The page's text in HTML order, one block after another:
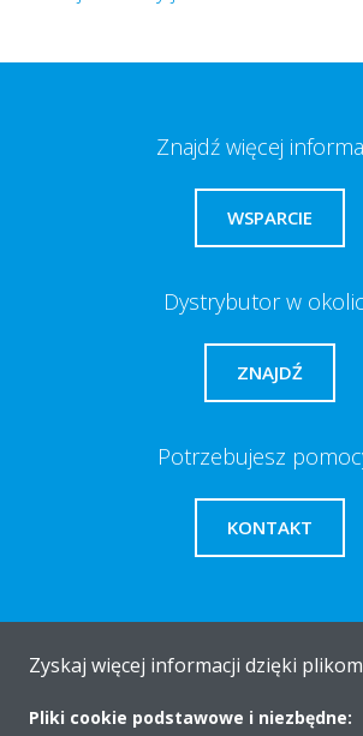
Znajdź więcej
WSPARCIE
Dystrybutor w
ZNAJDŹ
Potrzebujesz
KONTAKT
O firmie
Zyskaj więcej informacji dzięki plikom
Pliki cookie podstawowe i niezbędne: